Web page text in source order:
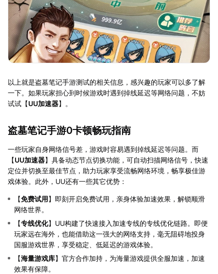
以上就是盗墓笔记手游测试的相关信息，感兴趣的玩家可以多了解
一下。如果玩家担心到时候游戏时遇到掉线延迟等网络问题，不妨
试试【UU加速器】。
盗墓笔记手游0卡顿畅玩指南
一些玩家自身网络信号差，游戏时容易遇到掉线延迟等问题。而
【UU加速器】具备动态节点切换功能，可自动扫描网络信号，快速
定位并切换至最佳节点，助力玩家享受流畅网络环境，畅享极佳游
戏体验。此外，UU还有一些其它优势：
【免费试用】即刻开启免费试用，亲身体验加速效果，解锁顺滑
网络世界。
【专线优化】UU构建了快速接入加速专线的专线优化链路。即便
玩家远在海外，也能借助这一强大的网络支持，毫无阻碍地投身
国服游戏世界，享受稳定、低延迟的游戏体验。
【海量游戏库】官方合作加持，为海量游戏提供全服加速，加速
效果有保障。